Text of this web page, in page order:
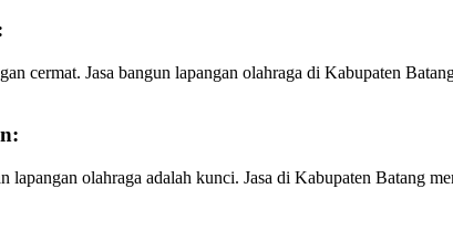
cermat. Jasa bangun lapangan olahraga di Kabupaten
olahraga adalah kunci. Jasa di Kabupaten Batang